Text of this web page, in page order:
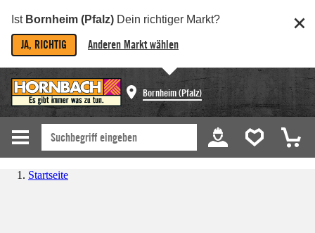
Ist Bornheim (Pfalz) Dein richtiger Markt?
JA, RICHTIG Anderen Markt wählen
Bornheim (Pfalz)
Startseite